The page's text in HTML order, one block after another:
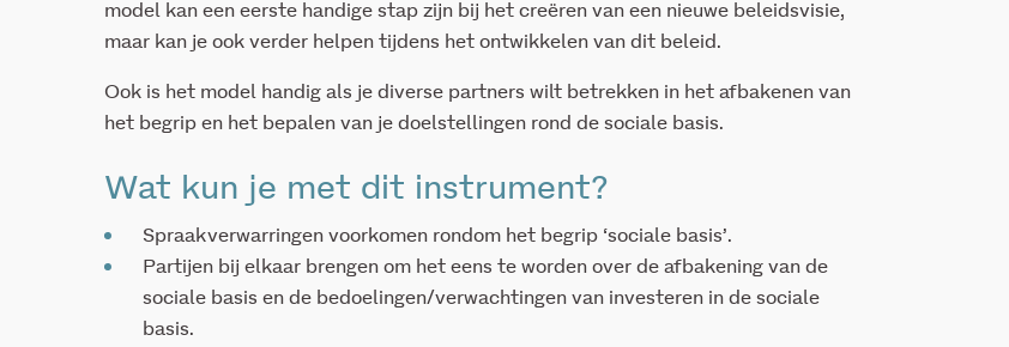
model kan een eerste handige stap zijn bij het creëren van een nieuwe beleidsvisie,
maar kan je ook verder helpen tijdens het ontwikkelen van dit beleid.
Ook is het model handig als je diverse partners wilt betrekken in het afbakenen van
het begrip en het bepalen van je doelstellingen rond de sociale basis.
Wat kun je met dit instrument?
Spraakverwarringen voorkomen rondom het begrip ‘sociale basis’.
Partijen bij elkaar brengen om het eens te worden over de afbakening van de
sociale basis en de bedoelingen/verwachtingen van investeren in de sociale
basis.